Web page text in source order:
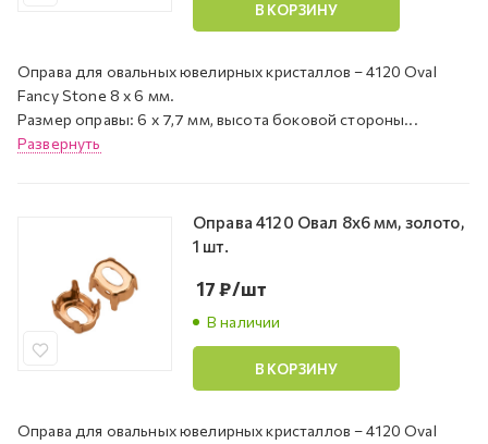
В КОРЗИНУ
Оправа для овальных ювелирных кристаллов – 4120 Oval
Fancy Stone 8 х 6 мм.
Размер оправы: 6 x 7,7 мм, высота боковой стороны...
Развернуть
Оправа 4120 Овал 8х6 мм, золото,
1 шт.
В наличии
17₽/шт
В КОРЗИНУ
Оправа для овальных ювелирных кристаллов – 4120 Oval